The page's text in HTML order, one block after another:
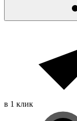
в 1 клик